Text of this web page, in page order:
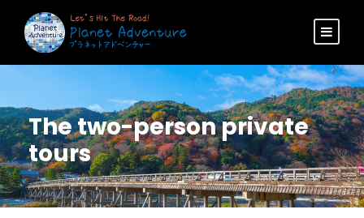
The two-person private
tours